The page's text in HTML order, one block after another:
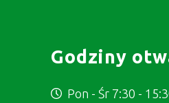
Godziny
Pon - Śr 7:30 -